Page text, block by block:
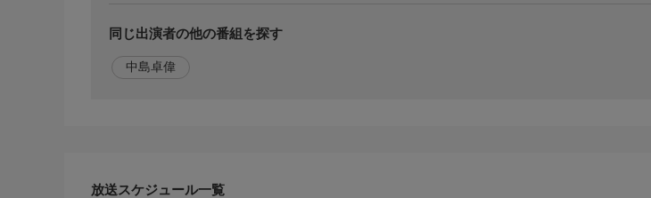
同じ出演者の他の番組を探す
中島卓偉
放送スケジュール一覧